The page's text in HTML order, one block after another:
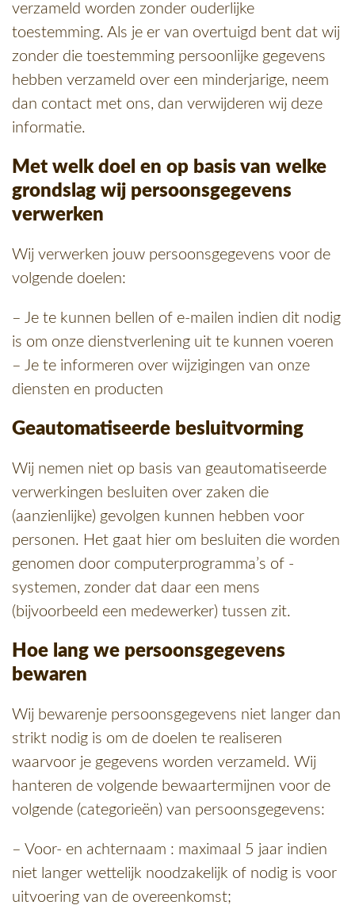
verzameld worden zonder ouderlijke
toestemming. Als je er van overtuigd bent dat wij
zonder die toestemming persoonlijke gegevens
hebben verzameld over een minderjarige, neem
dan contact met ons, dan verwijderen wij deze
informatie.
Met welk doel en op basis van welke
grondslag wij persoonsgegevens
verwerken
Wij verwerken jouw persoonsgegevens voor de
volgende doelen:
– Je te kunnen bellen of e-mailen indien dit nodig
is om onze dienstverlening uit te kunnen voeren
– Je te informeren over wijzigingen van onze
diensten en producten
Geautomatiseerde besluitvorming
Wij nemen niet op basis van geautomatiseerde
verwerkingen besluiten over zaken die
(aanzienlijke) gevolgen kunnen hebben voor
personen. Het gaat hier om besluiten die worden
genomen door computerprogramma’s of -
systemen, zonder dat daar een mens
(bijvoorbeeld een medewerker) tussen zit.
Hoe lang we persoonsgegevens
bewaren
Wij bewarenje persoonsgegevens niet langer dan
strikt nodig is om de doelen te realiseren
waarvoor je gegevens worden verzameld. Wij
hanteren de volgende bewaartermijnen voor de
volgende (categorieën) van persoonsgegevens:
– Voor- en achternaam : maximaal 5 jaar indien
niet langer wettelijk noodzakelijk of nodig is voor
uitvoering van de overeenkomst;